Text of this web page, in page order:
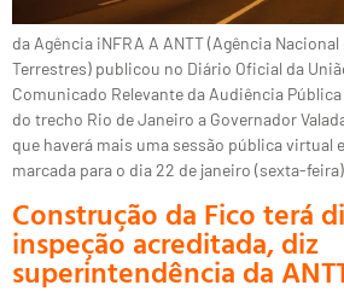
da Agência iNFRA A ANTT (Agência
Terrestres) publicou no Diário Oficial da
Comunicado Relevante da Audiência
do trecho Rio de Janeiro a Governador
que haverá mais uma sessão pública virtual
marcada para o dia 22 de janeiro (sexta-
Construção da Fico terá
inspeção acreditada, diz
superintendência da